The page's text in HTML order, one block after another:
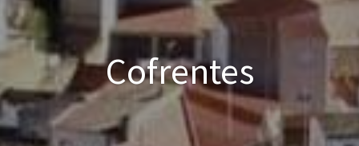
Cofrentes